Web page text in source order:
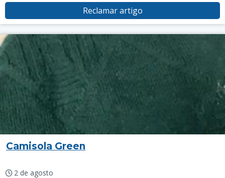
Reclamar artigo
Camisola Green
2 de agosto